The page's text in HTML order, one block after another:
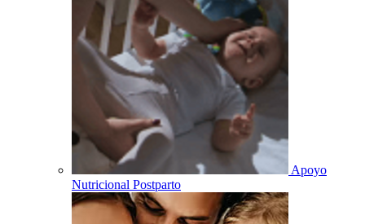
Apoyo
Nutricional Postparto